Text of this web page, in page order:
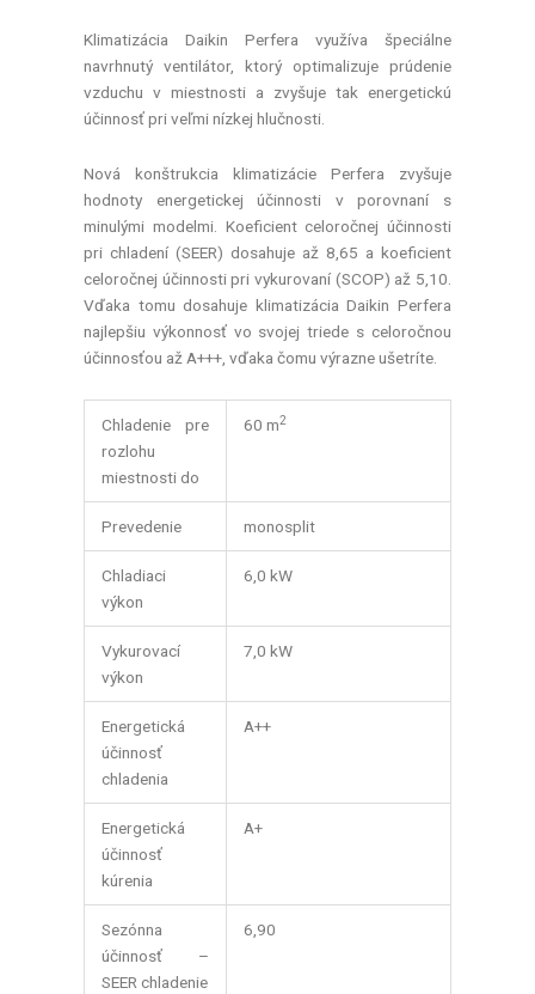
Klimatizácia Daikin Perfera využíva špeciálne
navrhnutý ventilátor, ktorý optimalizuje prúdenie
vzduchu v miestnosti a zvyšuje tak energetickú
účinnosť pri veľmi nízkej hlučnosti.
Nová konštrukcia klimatizácie Perfera zvyšuje
hodnoty energetickej účinnosti v porovnaní s
minulými modelmi. Koeficient celoročnej účinnosti
pri chladení (SEER) dosahuje až 8,65 a koeficient
celoročnej účinnosti pri vykurovaní (SCOP) až 5,10.
Vďaka tomu dosahuje klimatizácia Daikin Perfera
najlepšiu výkonnosť vo svojej triede s celoročnou
účinnosťou až A+++, vďaka čomu výrazne ušetríte.
Chladenie pre
rozlohu
miestnosti do
60 m2
Prevedenie monosplit
Chladiaci
výkon
6,0 kW
Vykurovací
výkon
7,0 kW
Energetická
účinnosť
chladenia
A++
Energetická
účinnosť
kúrenia
A+
Sezónna
účinnosť –
SEER chladenie
6,90